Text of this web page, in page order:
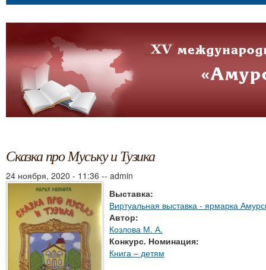
Сказка про Муську и Тузика
24 ноября, 2020 - 11:36 -- admin
Выставка:
Виртуальная выставка - ярмарка
Автор:
Козлова М. А.
Конкурс. Номинация:
Книга – детям